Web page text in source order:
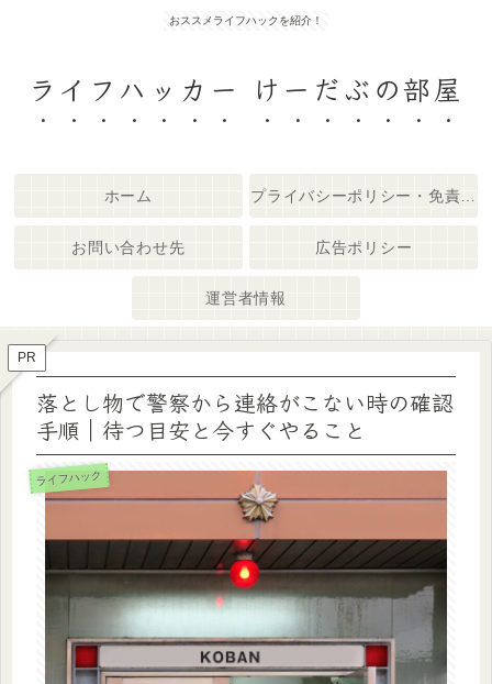
おススメライフハックを紹介！
ライフハッカー けーだぶの部屋
ホーム
お問い合わせ先 広告ポリシー
運営者情報
PR
落とし物で警察から連絡がこない時の確認
手順｜待つ目安と今すぐやること
ライフハック